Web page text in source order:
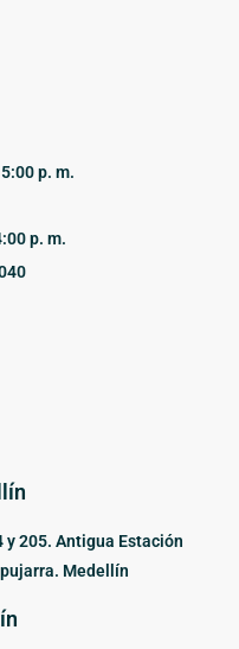
p. m.
p. m.
y 205. Antigua Estación
Medellín